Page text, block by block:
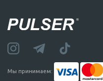
Мы принимаем: